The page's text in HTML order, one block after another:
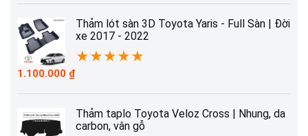
từ
210.000 ₫
đến
Thảm lót sàn 3D Toyota Yaris - Full Sàn | Đời
xe 2017 - 2022
★★★★★
1.100.000 ₫
Thảm taplo Toyota Veloz Cross | Nhung, da
carbon, vân gỗ